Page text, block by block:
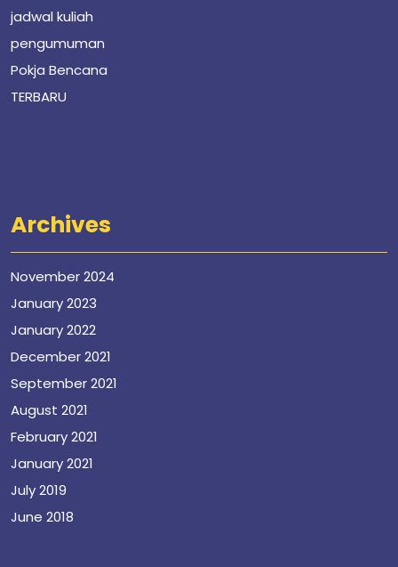
jadwal kuliah
pengumuman
Pokja Bencana
TERBARU
Archives
November 2024
January 2023
January 2022
December 2021
September 2021
August 2021
February 2021
January 2021
July 2019
June 2018